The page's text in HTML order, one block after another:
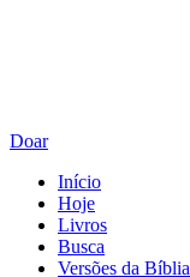
Doar
Início
Hoje
Livros
Busca
Versões da Bíblia